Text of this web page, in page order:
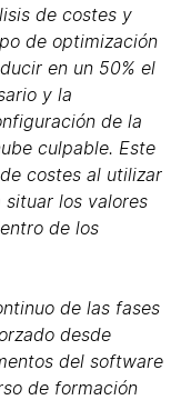
de costes y
de optimización
en un 50% el
y la
de la
culpable. Este
costes al utilizar
situar los valores
de los
de las fases
desde
del software
de formación